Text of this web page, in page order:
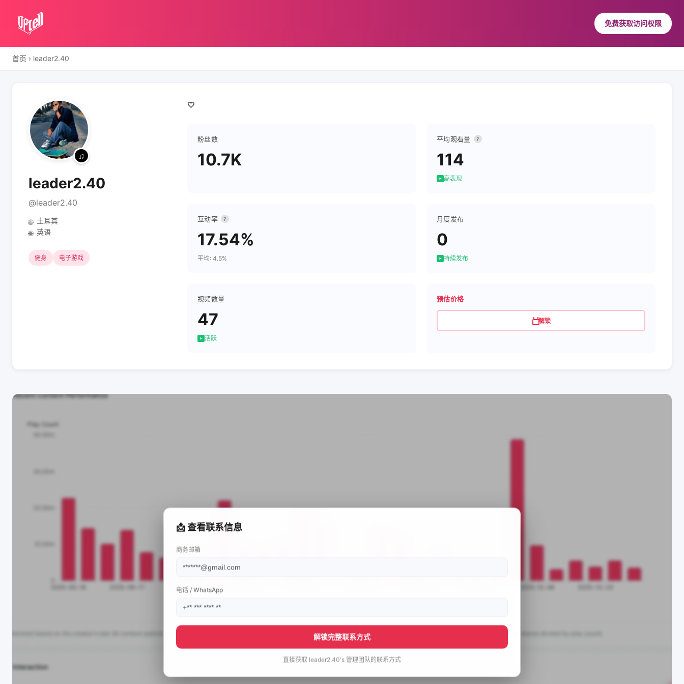
免费获取访问权限
首页 › leader2.40
leader2.40
@leader2.40
🌐 土耳其
🌐 英语
健身 电子游戏
🤍
粉丝数
10.7K
平均观看量 ?
114
高表现
互动率 ?
17.54%
平均: 4.5%
月度发布
0
持续发布
视频数量
47
活跃
预估价格
解锁
📩 查看联系信息
商务邮箱
电话 / WhatsApp
解锁完整联系方式
直接获取 leader2.40's 管理团队的联系方式